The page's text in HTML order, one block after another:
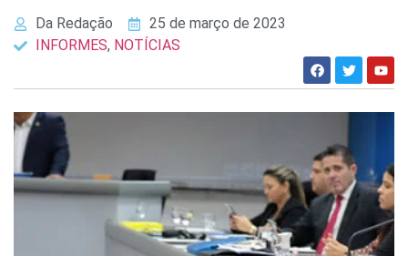
Da Redação
25 de março de 2023
INFORMES, NOTÍCIAS